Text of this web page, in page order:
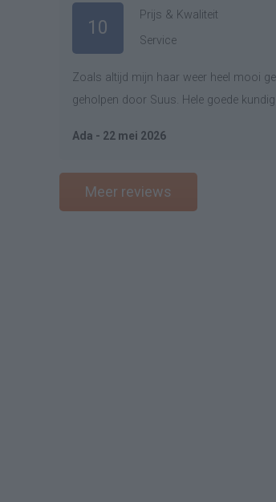
10
Prijs & Kwaliteit
Service
Zoals altijd mijn haar weer heel mooi
geholpen door Suus. Hele goede
Ada - 22 mei 2026
Meer reviews